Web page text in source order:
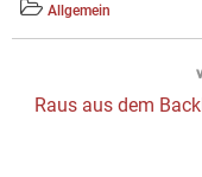
Allgemein
Vorheriger
Raus aus dem